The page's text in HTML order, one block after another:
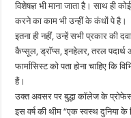
विशेषज्ञ भी माना जाता है। साथ ही
करने का काम भी उन्हीं के कंधों पे है।
इतना ही नहीं, उन्हें सभी प्रकार की
कैप्सूल, ड्रॉप्स, इनहेलर, तरल
फार्मासिस्ट को पता होना चाहिए
हैं।
उक्त अवसर पर बुद्धा कॉलेज के
इस वर्ष की थीम “एक स्वस्थ दुनिया के